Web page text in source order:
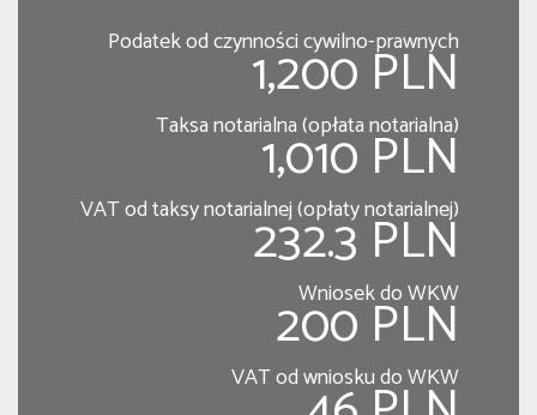
Podatek od czynności cywilno-prawnych
1,200 PLN
Taksa notarialna (opłata notarialna)
1,010 PLN
VAT od taksy notarialnej (opłaty notarialnej)
232.3 PLN
Wniosek do WKW
200 PLN
VAT od wniosku do WKW